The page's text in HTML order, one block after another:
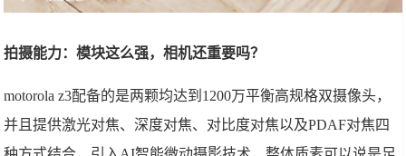
拍摄能力：模块这么强，相机还重要吗？
motorola z3配备的是两颗均达到1200万平衡高规格双摄像头，
并且提供激光对焦、深度对焦、对比度对焦以及PDAF对焦四